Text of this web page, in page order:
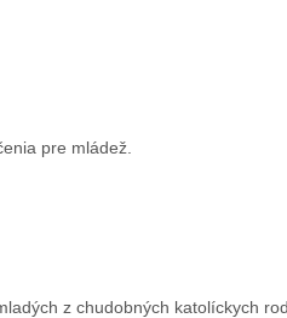
pre mládež.
z chudobných katolíckych